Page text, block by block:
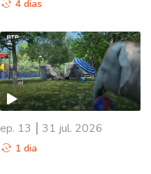
4 dias
ep. 13 | 31 jul. 2026
1 dia